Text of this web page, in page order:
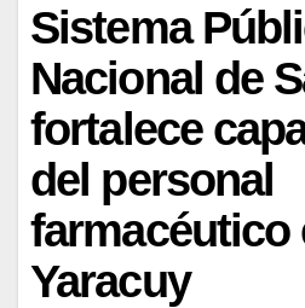
Sistema
Nacional de
fortalece
del personal
farmacéutico
Yaracuy